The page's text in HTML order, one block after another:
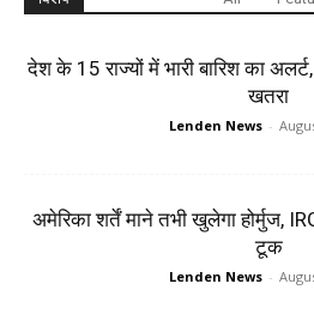
देश के 15 राज्यों में भारी बारिश का
खतरा
Lenden News -
अमेरिका शर्तें माने तभी खुलेगा होर्मुज,
टूक
Lenden News -